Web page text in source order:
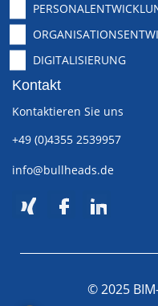
DIGITALISIERUNG
Kontakt
Kontaktieren Sie uns
+49 (0)4355 2539957
info@bullheads.de
© 2025